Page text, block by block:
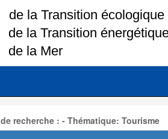
recherche : - Thématique: Tourisme